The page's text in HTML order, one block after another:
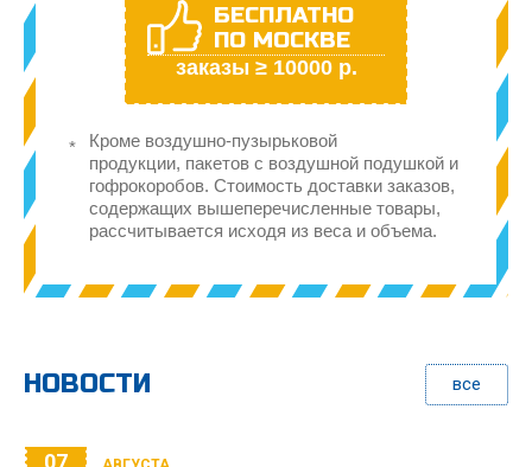
БЕСПЛАТНО
ПО МОСКВЕ
заказы ≥ 10000 р.
Кроме воздушно-пузырьковой
продукции, пакетов с воздушной подушкой и
гофрокоробов. Стоимость доставки заказов,
содержащих вышеперечисленные товары,
рассчитывается исходя из веса и объема.
НОВОСТИ все
07